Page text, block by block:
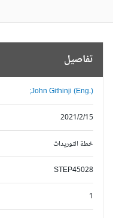
تفاصيل
John Githinji (Eng.);
2021/2/15
خطة التوريدات
STEP45028